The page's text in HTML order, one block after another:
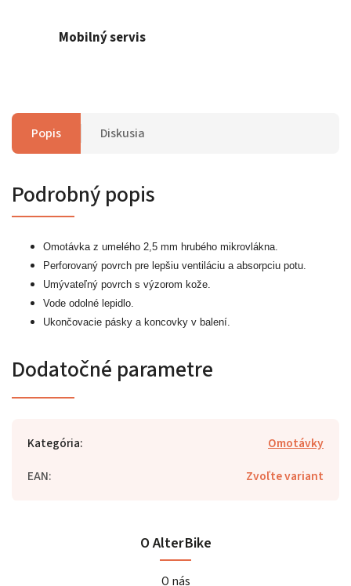
Mobilný servis
Popis Diskusia
Podrobný popis
Omotávka z umelého 2,5 mm hrubého mikrovlákna.
Perforovaný povrch pre lepšiu ventiláciu a absorpciu potu.
Umývateľný povrch s výzorom kože.
Vode odolné lepidlo.
Ukončovacie pásky a koncovky v balení.
Dodatočné parametre
Kategória:
Omotávky
EAN: Zvoľte variant
O AlterBike
O nás